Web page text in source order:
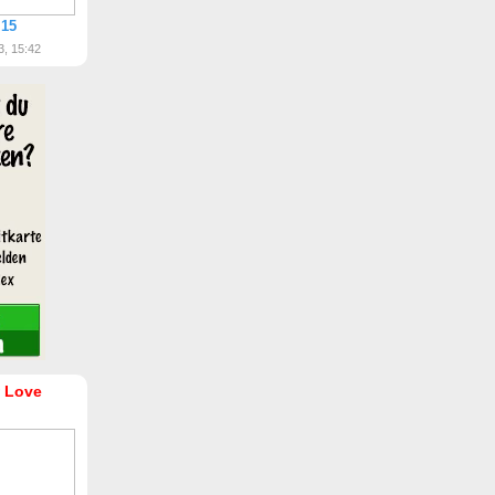
15:42
Love